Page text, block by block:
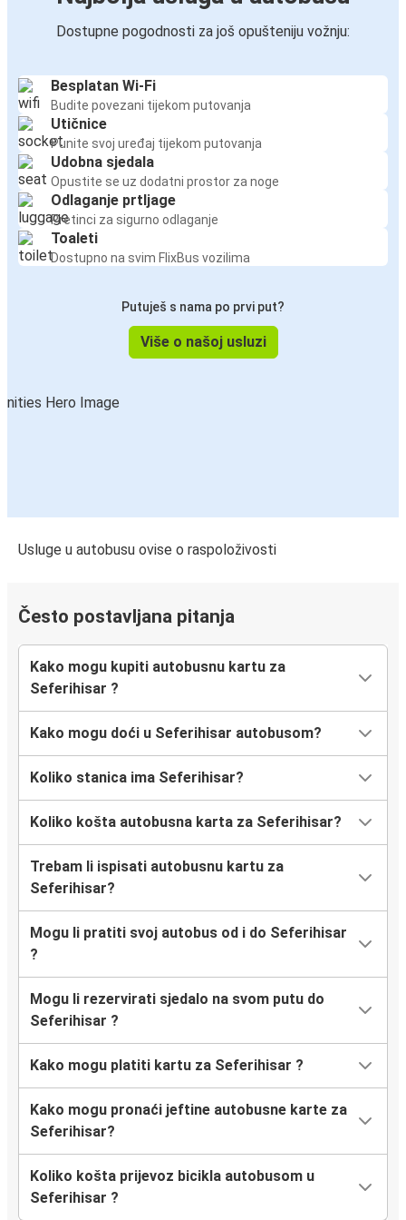
Dostupne pogodnosti za još opušteniju vožnju:
Besplatan Wi-Fi
Budite povezani tijekom putovanja
Utičnice
Punite svoj uređaj tijekom putovanja
Udobna sjedala
Opustite se uz dodatni prostor za noge
Odlaganje prtljage
Pretinci za sigurno odlaganje
Toaleti
Dostupno na svim FlixBus vozilima
Putuješ s nama po prvi put?
Više o našoj usluzi
Usluge u autobusu ovise o raspoloživosti
Često postavljana pitanja
Kako mogu kupiti autobusnu kartu za
Seferihisar ?
Kako mogu doći u Seferihisar autobusom?
Koliko stanica ima Seferihisar?
Koliko košta autobusna karta za Seferihisar?
Trebam li ispisati autobusnu kartu za
Seferihisar?
Mogu li pratiti svoj autobus od i do Seferihisar
?
Mogu li rezervirati sjedalo na svom putu do
Seferihisar ?
Kako mogu platiti kartu za Seferihisar ?
Kako mogu pronaći jeftine autobusne karte za
Seferihisar?
Koliko košta prijevoz bicikla autobusom u
Seferihisar ?